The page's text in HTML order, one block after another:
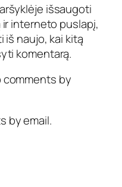
išsaugoti
interneto puslapį,
iš naujo, kai kitą
komentarą.
by
by email.